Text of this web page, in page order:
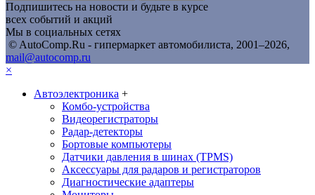
Подпишитесь на новости и будьте в курсе
всех событий и акций
Мы в социальных сетях
© AutoComp.Ru - гипермаркет автомобилиста, 2001–2026,
mail@autocomp.ru
×
Автоэлектроника +
Комбо-устройства
Видеорегистраторы
Радар-детекторы
Бортовые компьютеры
Датчики давления в шинах (TPMS)
Аксессуары для радаров и регистраторов
Диагностические адаптеры